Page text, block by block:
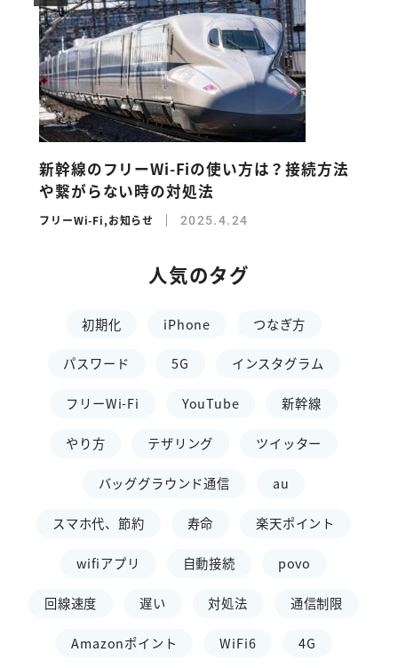
新幹線のフリーWi-Fiの使い方は？接続方法
や繋がらない時の対処法
フリーWi-Fi,お知らせ 2025.4.24
人気のタグ
初期化 iPhone つなぎ方
パスワード 5G インスタグラム
フリーWi-Fi YouTube 新幹線
やり方 テザリング ツイッター
バッググラウンド通信 au
スマホ代、節約 寿命 楽天ポイント
wifiアプリ 自動接続 povo
回線速度 遅い 対処法 通信制限
Amazonポイント WiFi6 4G